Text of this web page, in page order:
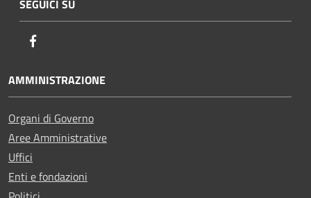
SEGUICI SU
AMMINISTRAZIONE
Organi di Governo
Aree Amministrative
Uffici
Enti e fondazioni